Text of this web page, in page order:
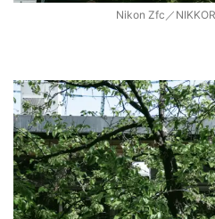
Nikon Zfc／